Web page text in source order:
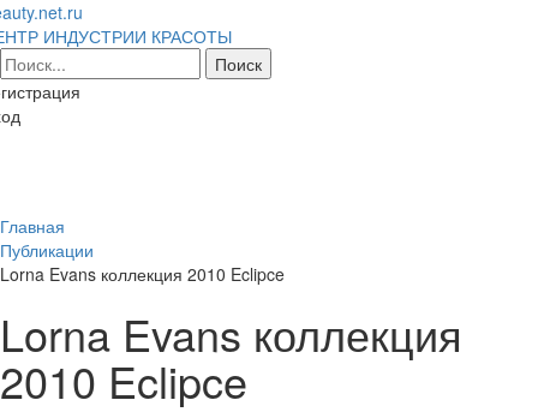
ИНДУСТРИИ КРАСОТЫ
Главная
Публикации
Lorna Evans коллекция 2010 Eclipce
Lorna Evans коллекция
2010 Eclipce